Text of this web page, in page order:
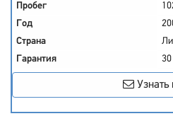
Пробег
Год
Страна
Гарантия
Узнать